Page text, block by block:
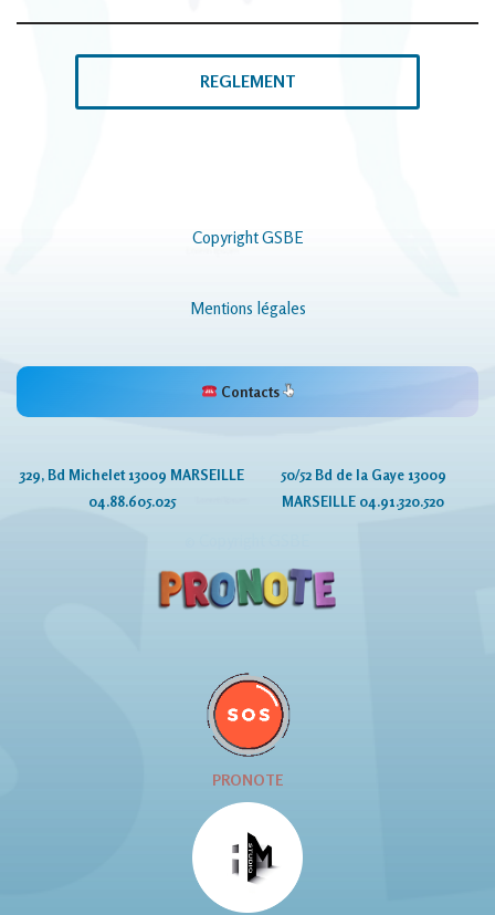
REGLEMENT
Copyright GSBE
Mentions légales
Contacts
329, Bd Michelet 13009 MARSEILLE
04.88.605.025
50/52 Bd de la Gaye 13009
MARSEILLE 04.91.320.520
PRONOTE